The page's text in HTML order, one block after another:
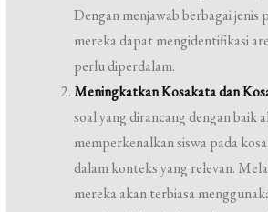
Dengan menjawab berbagai jenis
mereka dapat mengidentifikasi
perlu diperdalam.
Meningkatkan Kosakata dan
soal yang dirancang dengan baik
memperkenalkan siswa pada
dalam konteks yang relevan.
mereka akan terbiasa